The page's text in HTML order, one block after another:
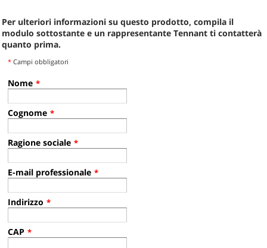
Per ulteriori informazioni su questo prodotto, compila il
modulo sottostante e un rappresentante Tennant ti contatterà
quanto prima.
* Campi obbligatori
Nome *
Cognome *
Ragione sociale *
E-mail professionale *
Indirizzo *
CAP *